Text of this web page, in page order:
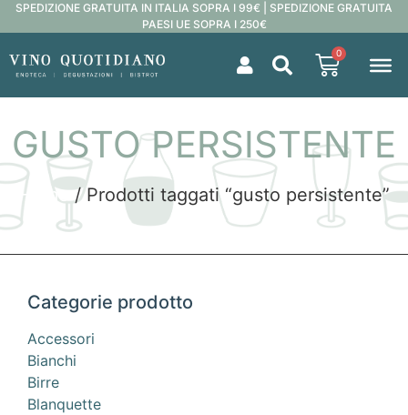
SPEDIZIONE GRATUITA IN ITALIA SOPRA I 99€ | SPEDIZIONE GRATUITA
PAESI UE SOPRA I 250€
0
GUSTO PERSISTENTE
Home/ Prodotti taggati “gusto persistente”
Categorie prodotto
Accessori
Bianchi
Birre
Blanquette